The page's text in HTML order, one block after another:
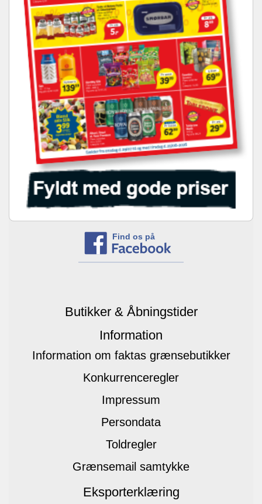
Find os på
Butikker & Åbningstider
Information
Information om faktas grænsebutikker
Konkurrenceregler
Impressum
Persondata
Toldregler
Grænsemail samtykke
Eksporterklæring